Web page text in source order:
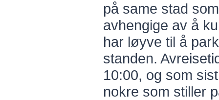
på same stad
avhengige av å
har løyve til å
standen.
10:00, og som
nokre som stiller